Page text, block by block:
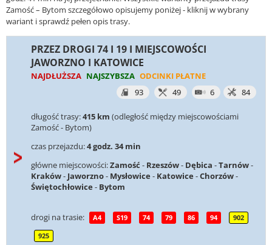
Zamość – Bytom szczegółowo opisujemy poniżej - kliknij w wybrany
wariant i sprawdź pełen opis trasy.
PRZEZ DROGI 74 I 19 I MIEJSCOWOŚCI
JAWORZNO I KATOWICE
NAJDŁUŻSZA NAJSZYBSZA ODCINKI PŁATNE
93
49 6 84
długość trasy:415 km (odległość między miejscowościami
Zamość - Bytom)
czas przejazdu:4 godz. 34 min
główne miejscowości:Zamość - Rzeszów- Dębica -Tarnów-
Kraków- Jaworzno- Mysłowice - Katowice -Chorzów-
Świętochłowice - Bytom
drogi na trasie: A4 S19 74 79 86 94 902
925